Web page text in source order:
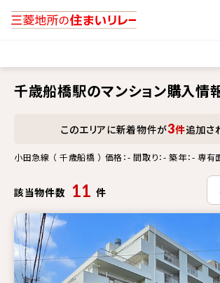
千歳船橋駅のマンション購入情
このエリアに新着物件が3件追加さ
小田急線 （ 千歳船橋 ） 価格：- 間取り：- 築年：- 専有面積：- 徒歩分：- 更新
該当物件数 11 件